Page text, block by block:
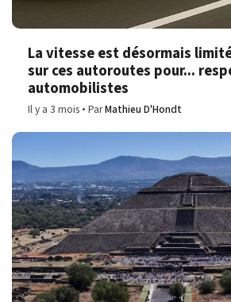
La vitesse est désormais
sur ces autoroutes pour...
automobilistes
Il y a 3 mois ParMathieu D'Hondt